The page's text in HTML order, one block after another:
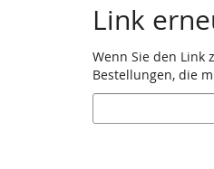
Link
Wenn Sie den Link
Bestellungen, die
E-
Mail